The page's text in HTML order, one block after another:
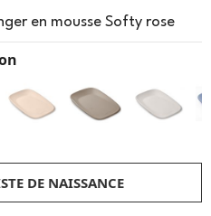
en mousse Softy rose
DE NAISSANCE